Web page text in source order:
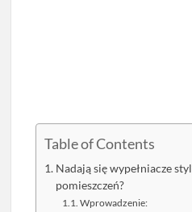
Table of Contents
Nadają się wypełniacze
pomieszczeń?
Wprowadzenie: